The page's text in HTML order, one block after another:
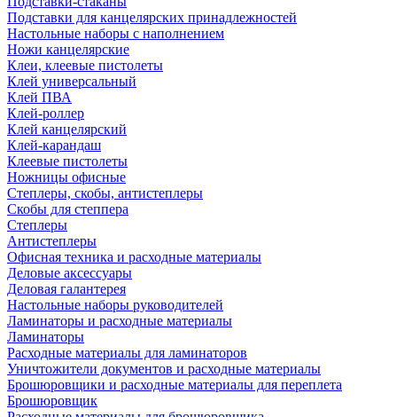
Подставки для канцелярских принадлежностей
Настольные наборы с наполнением
Ножи канцелярские
Клеи, клеевые пистолеты
Клей универсальный
Клей ПВА
Клей-роллер
Клей канцелярский
Клей-карандаш
Клеевые пистолеты
Ножницы офисные
Степлеры, скобы, антистеплеры
Скобы для степпера
Степлеры
Антистеплеры
Офисная техника и расходные материалы
Деловые аксессуары
Деловая галантерея
Настольные наборы руководителей
Ламинаторы и расходные материалы
Ламинаторы
Расходные материалы для ламинаторов
Уничтожители документов и расходные материалы
Брошюровщики и расходные материалы для переплета
Брошюровщик